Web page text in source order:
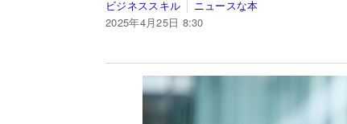
ビジネススキル
ニュースな本
2025年4月25日 8:30